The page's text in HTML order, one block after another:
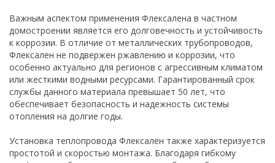
Важным аспектом применения Флексалена в частном
домостроении является его долговечность и устойчивость
к коррозии. В отличие от металлических трубопроводов,
Флексален не подвержен ржавлению и коррозии, что
особенно актуально для регионов с агрессивным климатом
или жесткими водными ресурсами. Гарантированный срок
службы данного материала превышает 50 лет, что
обеспечивает безопасность и надежность системы
отопления на долгие годы.
Установка теплопровода Флексален также характеризуется
простотой и скоростью монтажа. Благодаря гибкому